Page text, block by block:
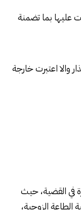
عليها بما تضمنة
والا اعتبرت خارجة
في القضية، حيث
الزوجية،